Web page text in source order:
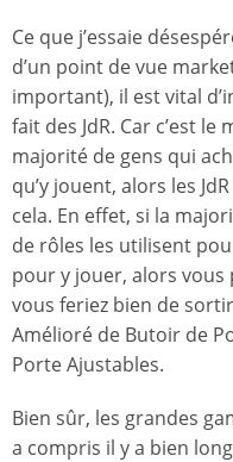
Ce que j’essaie
d’un point de vue
important), il est vital
fait des JdR. Car c’est
majorité de gens qui
qu’y jouent, alors les
cela. En effet, si la
de rôles les utilisent
pour y jouer, alors
vous feriez bien de
Amélioré de Butoir de
Porte Ajustables.
Bien sûr, les grandes
a compris il y a bien